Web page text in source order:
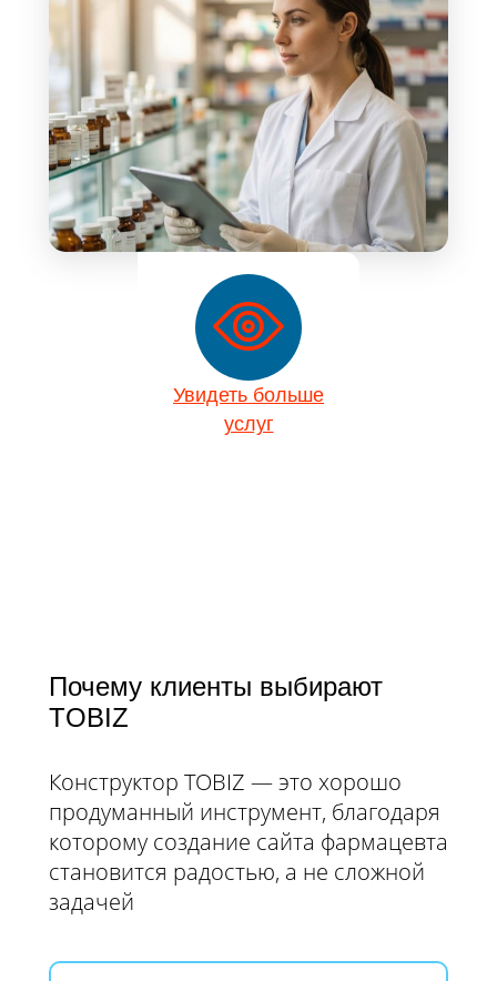
Увидеть больше
услуг
Почему клиенты выбирают
TOBIZ
Конструктор TOBIZ — это хорошо
продуманный инструмент, благодаря
которому создание сайта фармацевта
становится радостью, а не сложной
задачей